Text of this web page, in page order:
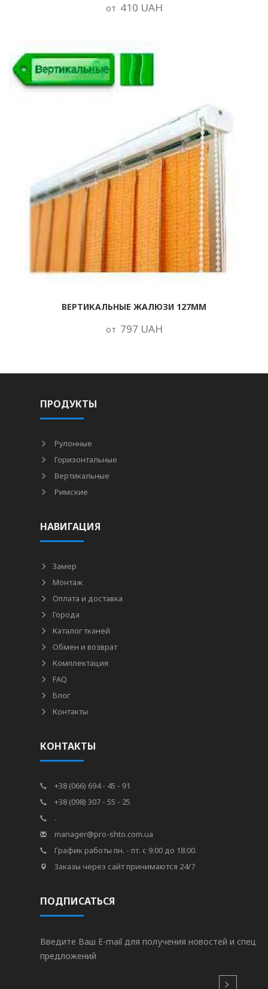
от 410 UAH
ВЕРТИКАЛЬНЫЕ ЖАЛЮЗИ 127ММ
от 797 UAH
ПРОДУКТЫ
Рулонные
Горизонтальные
Вертикальные
Римские
НАВИГАЦИЯ
Замер
Монтаж
Оплата и доставка
Города
Каталог тканей
Обмен и возврат
Комплектация
FAQ
Блог
Контакты
КОНТАКТЫ
+38 (066) 694 - 45 - 91
+38 (098) 307 - 55 - 25
.
manager@pro-shto.com.ua
График работы пн. - пт. с 9:00 до 18:00.
Заказы через сайт принимаются 24/7
ПОДПИСАТЬСЯ
Введите Ваш E-mail для получения новостей и спец
предложений